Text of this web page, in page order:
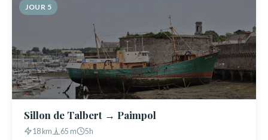
JOUR 5
Sillon de Talbert → Paimpol
18 km 65 m 5h